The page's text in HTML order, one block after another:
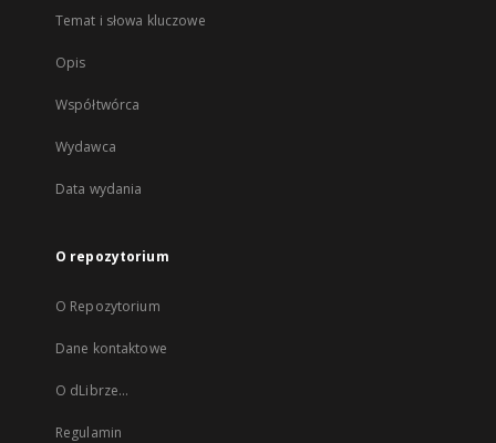
Temat i słowa kluczowe
Opis
Współtwórca
Wydawca
Data wydania
O repozytorium
O Repozytorium
Dane kontaktowe
O dLibrze...
Regulamin